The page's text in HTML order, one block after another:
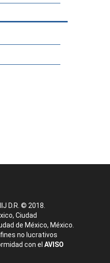
D.R. © 2018.
Ciudad
de México, México.
no lucrativos
con el AVISO